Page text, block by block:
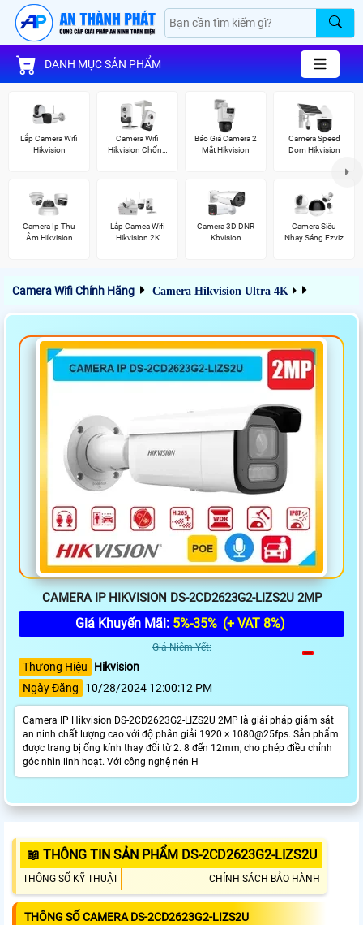
DANH MỤC SẢN PHẨM
Lắp Camera Wifi
Hikvision
Camera Wifi
Hikvision Chống
Báo Giá Camera 2
Mắt Hikvision
Camera Speed
Dom Hikvision
Camera Ip Thu
Âm Hikvision
Lắp Camea Wifi
Hikvision 2K
Camera 3D DNR
Kbvision
Camera Siêu
Nhạy Sáng Ezviz
Camera Wifi Chính Hãng Camera Hikvision Ultra 4K
CAMERA IP HIKVISION DS-2CD2623G2-LIZS2U 2MP
Giá Khuyến Mãi: 5%-35% (+ VAT 8%)
Giá Niêm Yết:
Thương Hiệu
Hikvision
Ngày Đăng
10/28/2024 12:00:12 PM
Camera IP Hikvision DS-2CD2623G2-LIZS2U 2MP là giải pháp giám sát
an ninh chất lượng cao với độ phân giải 1920 × 1080@25fps. Sản phẩm
được trang bị ống kính thay đổi từ 2. 8 đến 12mm, cho phép điều chỉnh
góc nhìn linh hoạt. Với công nghệ nén H
📖 THÔNG TIN SẢN PHẨM DS-2CD2623G2-LIZS2U
THÔNG SỐ KỸ THUẬT CHÍNH SÁCH BẢO HÀNH
THÔNG SỐ CAMERA DS-2CD2623G2-LIZS2U